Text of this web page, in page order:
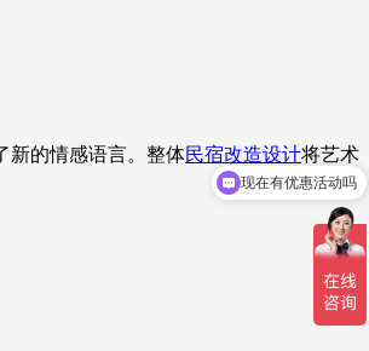
新的情感语言。整体民宿改造设计将艺术
可以介绍下你们的服务么
现在有优惠活动吗